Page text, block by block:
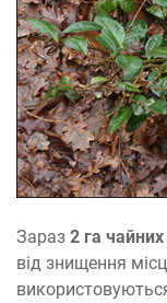
Зараз 2 га
від знищення